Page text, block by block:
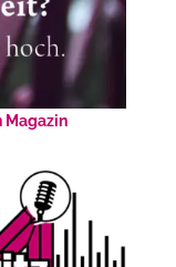
Magazin